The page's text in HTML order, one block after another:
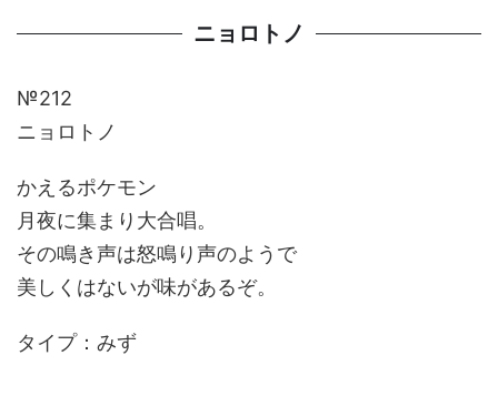
ニョロトノ
№212
ニョロトノ
かえるポケモン
月夜に集まり大合唱。
その鳴き声は怒鳴り声のようで
美しくはないが味があるぞ。
タイプ：みず